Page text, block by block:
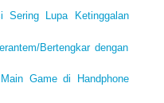
Sering Lupa Ketinggalan
Bertengkar dengan
Game di Handphone